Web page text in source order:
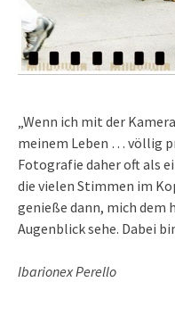
„Wenn ich mit der
meinem Leben … völlig
Fotografie daher oft als
die vielen Stimmen im
genieße dann, mich dem
Augenblick sehe. Dabei
Ibarionex Perello